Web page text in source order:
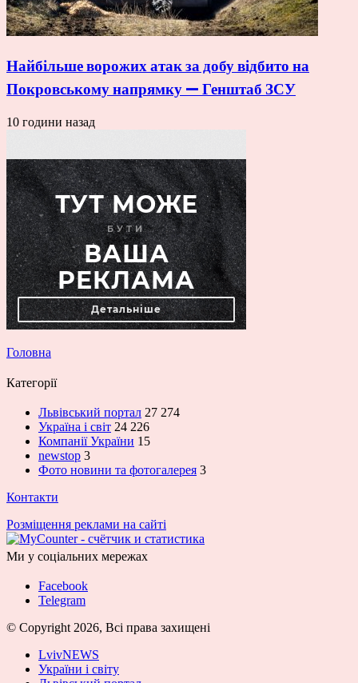
Найбільше ворожих атак за добу відбито на
Покровському напрямку — Генштаб ЗСУ
10 години назад
Головна
Категорії
Львівський портал 27 274
Україна і світ 24 226
Компанії України 15
newstop 3
Фото новини та фотогалерея 3
Контакти
Розміщення реклами на сайті
Ми у соціальних мережах
Facebook
Telegram
© Copyright 2026, Всі права захищені
LvivNEWS
України і світу